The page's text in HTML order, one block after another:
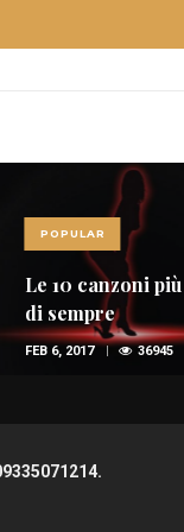
POPULAR
Le 10 canzoni
di sempre
FEB 6, 2017 36945